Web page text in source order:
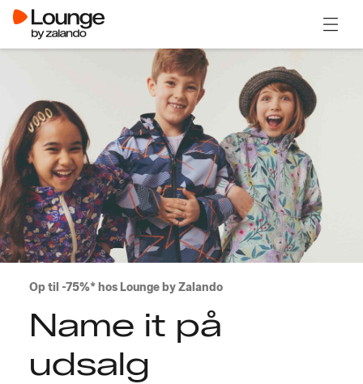
Op til -75%* hos Lounge by Zalando
Name it på
udsalg